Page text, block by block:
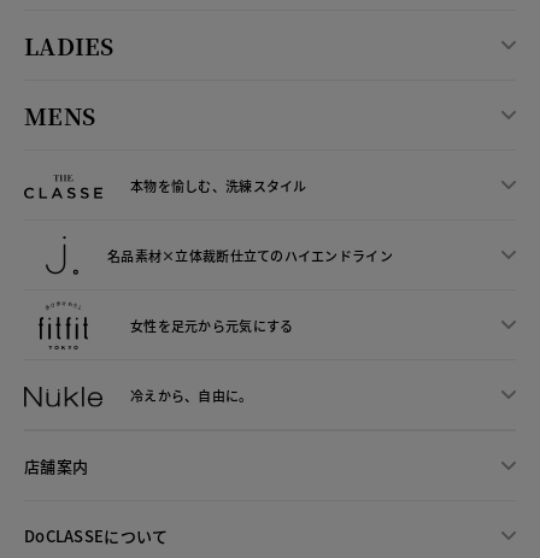
LADIES
MENS
本物を愉しむ、洗練スタイル
名品素材×立体裁断仕立てのハイエンドライン
女性を足元から元気にする
冷えから、 自由に。
店舗案内
DoCLASSEについて